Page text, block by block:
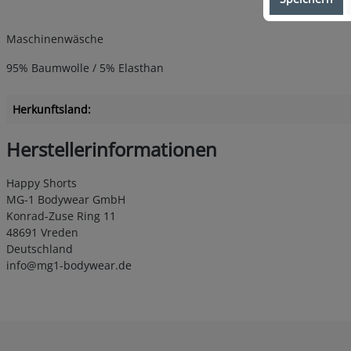
Maschinenwäsche
95% Baumwolle / 5% Elasthan
Herkunftsland:
Herstellerinformationen
Happy Shorts
MG-1 Bodywear GmbH
Konrad-Zuse Ring 11
48691 Vreden
Deutschland
info@mg1-bodywear.de